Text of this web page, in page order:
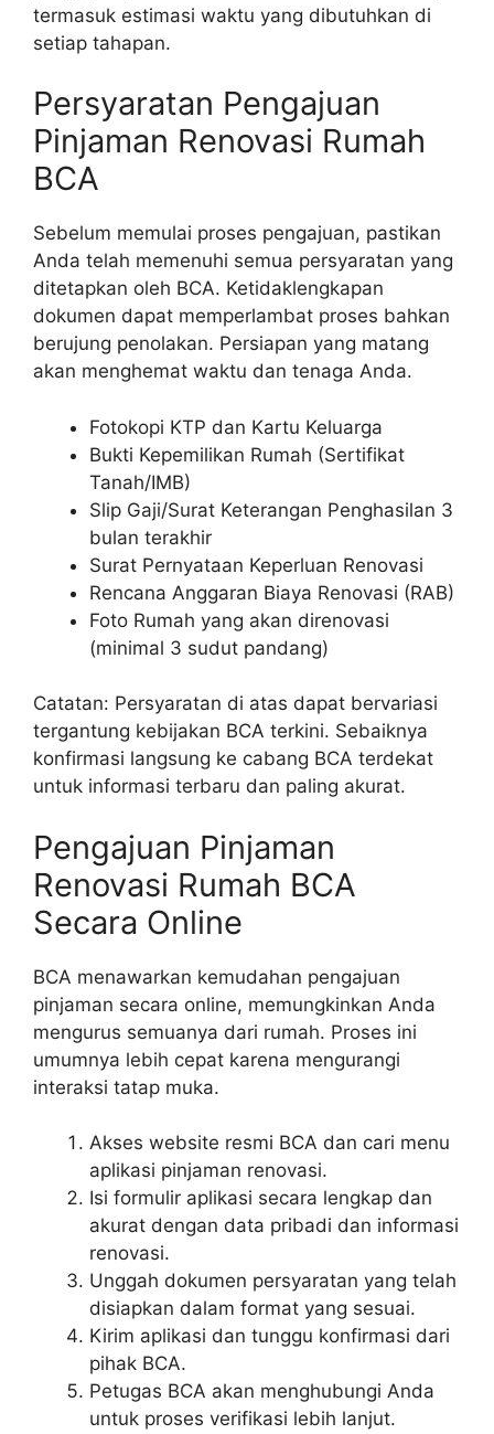
termasuk estimasi waktu yang dibutuhkan di
setiap tahapan.
Persyaratan Pengajuan
Pinjaman Renovasi Rumah
BCA
Sebelum memulai proses pengajuan, pastikan
Anda telah memenuhi semua persyaratan yang
ditetapkan oleh BCA. Ketidaklengkapan
dokumen dapat memperlambat proses bahkan
berujung penolakan. Persiapan yang matang
akan menghemat waktu dan tenaga Anda.
Fotokopi KTP dan Kartu Keluarga
Bukti Kepemilikan Rumah (Sertifikat
Tanah/IMB)
Slip Gaji/Surat Keterangan Penghasilan 3
bulan terakhir
Surat Pernyataan Keperluan Renovasi
Rencana Anggaran Biaya Renovasi (RAB)
Foto Rumah yang akan direnovasi
(minimal 3 sudut pandang)
Catatan: Persyaratan di atas dapat bervariasi
tergantung kebijakan BCA terkini. Sebaiknya
konfirmasi langsung ke cabang BCA terdekat
untuk informasi terbaru dan paling akurat.
Pengajuan Pinjaman
Renovasi Rumah BCA
Secara Online
BCA menawarkan kemudahan pengajuan
pinjaman secara online, memungkinkan Anda
mengurus semuanya dari rumah. Proses ini
umumnya lebih cepat karena mengurangi
interaksi tatap muka.
Akses website resmi BCA dan cari menu
aplikasi pinjaman renovasi.
Isi formulir aplikasi secara lengkap dan
akurat dengan data pribadi dan informasi
renovasi.
Unggah dokumen persyaratan yang telah
disiapkan dalam format yang sesuai.
Kirim aplikasi dan tunggu konfirmasi dari
pihak BCA.
Petugas BCA akan menghubungi Anda
untuk proses verifikasi lebih lanjut.